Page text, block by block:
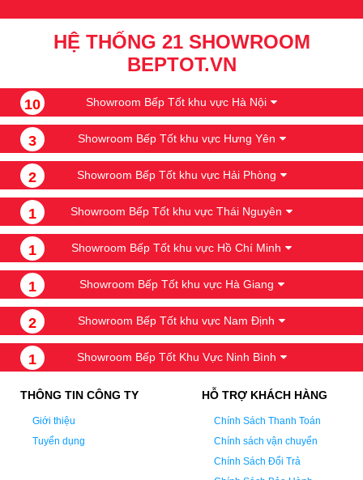
HỆ THỐNG 21 SHOWROOM
BEPTOT.VN
10 Showroom Bếp Tốt khu vực Hà Nội
3 Showroom Bếp Tốt khu vực Hưng Yên
2 Showroom Bếp Tốt khu vực Hải Phòng
1 Showroom Bếp Tốt khu vực Thái Nguyên
1 Showroom Bếp Tốt khu vực Hồ Chí Minh
1 Showroom Bếp Tốt khu vực Hà Giang
2 Showroom Bếp Tốt khu vực Nam Định
1 Showroom Bếp Tốt Khu Vực Ninh Bình
THÔNG TIN CÔNG TY
Giới thiệu
Tuyển dụng
HỖ TRỢ KHÁCH HÀNG
Chính Sách Thanh Toán
Chính sách vận chuyển
Chính Sách Đổi Trả